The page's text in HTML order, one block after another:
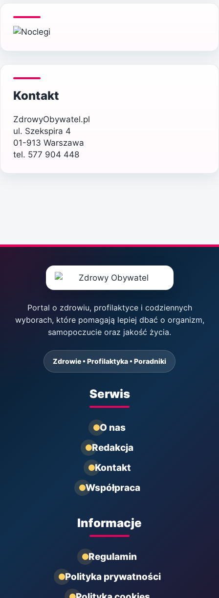
Kontakt
ZdrowyObywatel.pl
ul. Szekspira 4
01-913 Warszawa
tel. 577 904 448
Portal o zdrowiu, profilaktyce i codziennych
wyborach, które pomagają lepiej dbać o organizm,
samopoczucie oraz jakość życia.
Zdrowie • Profilaktyka • Poradniki
Serwis
O nas
Redakcja
Kontakt
Współpraca
Informacje
Regulamin
Polityka prywatności